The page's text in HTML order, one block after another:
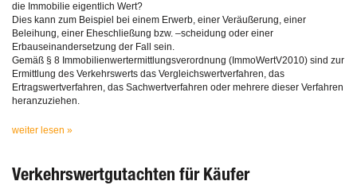
die Immobilie eigentlich Wert?
Dies kann zum Beispiel bei einem Erwerb, einer Veräußerung, einer
Beleihung, einer Eheschließung bzw. –scheidung oder einer
Erbauseinandersetzung der Fall sein.
Gemäß § 8 Immobilienwertermittlungsverordnung (ImmoWertV2010) sind zur
Ermittlung des Verkehrswerts das Vergleichswertverfahren, das
Ertragswertverfahren, das Sachwertverfahren oder mehrere dieser Verfahren
heranzuziehen.
weiter lesen »
Verkehrswertgutachten für Käufer